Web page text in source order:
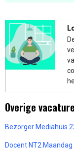
Overige
Bezorger Mediahuis
Docent NT2